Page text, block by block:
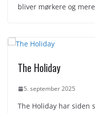
bliver mørkere og
The Holiday
5. september 2025
The Holiday har siden